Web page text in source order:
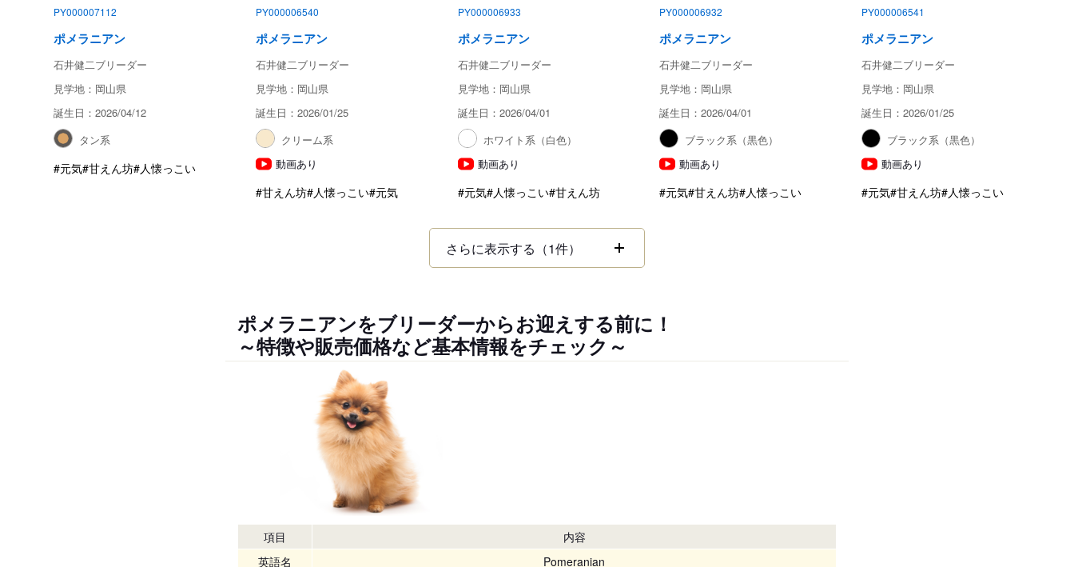
PY000007112
ポメラニアン
石井健二ブリーダー
見学地：岡山県
誕生日：2026/04/12
タン系
#元気#甘えん坊#人懐っこい
PY000006540
ポメラニアン
石井健二ブリーダー
見学地：岡山県
誕生日：2026/01/25
クリーム系
動画あり
#甘えん坊#人懐っこい#元気
PY000006933
ポメラニアン
石井健二ブリーダー
見学地：岡山県
誕生日：2026/04/01
ホワイト系（白色）
動画あり
#元気#人懐っこい#甘えん坊
PY000006932
ポメラニアン
石井健二ブリーダー
見学地：岡山県
誕生日：2026/04/01
ブラック系（黒色）
動画あり
#元気#甘えん坊#人懐っこい
PY000006541
ポメラニアン
石井健二ブリーダー
見学地：岡山県
誕生日：2026/01/25
ブラック系（黒色）
動画あり
#元気#甘えん坊#人懐っこい
さらに表示する（1件）
ポメラニアンをブリーダーからお迎えする前に！
～特徴や販売価格など基本情報をチェック～
項目
内容
英語名
Pomeranian